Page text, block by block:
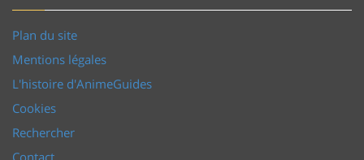
Plan du site
Mentions légales
L'histoire d'AnimeGuides
Cookies
Rechercher
Contact